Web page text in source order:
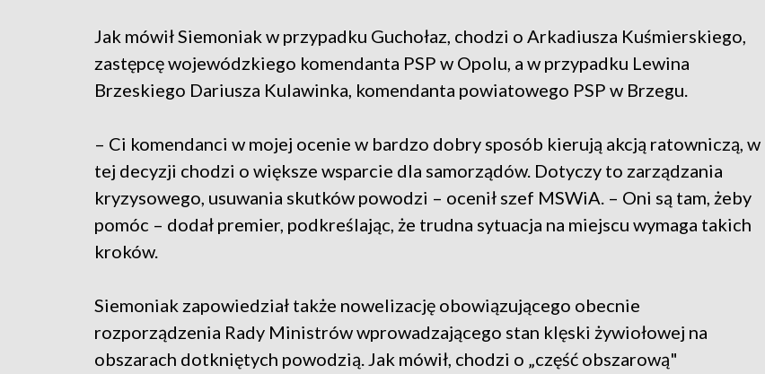
Jak mówił Siemoniak w przypadku Guchołaz, chodzi o Arkadiusza Kuśmierskiego,
zastępcę wojewódzkiego komendanta PSP w Opolu, a w przypadku Lewina
Brzeskiego Dariusza Kulawinka, komendanta powiatowego PSP w Brzegu.
– Ci komendanci w mojej ocenie w bardzo dobry sposób kierują akcją ratowniczą, w
tej decyzji chodzi o większe wsparcie dla samorządów. Dotyczy to zarządzania
kryzysowego, usuwania skutków powodzi – ocenił szef MSWiA. – Oni są tam, żeby
pomóc – dodał premier, podkreślając, że trudna sytuacja na miejscu wymaga takich
kroków.
Siemoniak zapowiedział także nowelizację obowiązującego obecnie
rozporządzenia Rady Ministrów wprowadzającego stan klęski żywiołowej na
obszarach dotkniętych powodzią. Jak mówił, chodzi o „część obszarową"